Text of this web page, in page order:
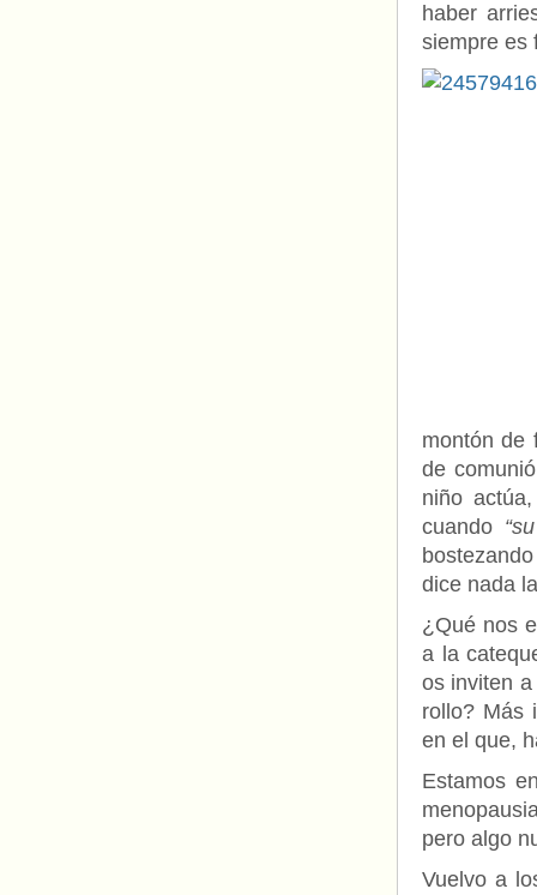
haber
siempre es
montón de
de
niño
cuando
dice nada
¿Qué nos
a la
os inviten
rollo? Más
en el que,
Estamos
pero algo
Vuelvo a